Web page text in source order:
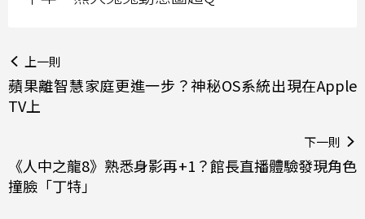
上一則
蘋果離智慧家庭更進一步？神秘OS系統出現在Apple
TV上
下一則
《人中之龍8》熟悉身影再+1？館長直播體驗發現角色
撞臉「丁特」